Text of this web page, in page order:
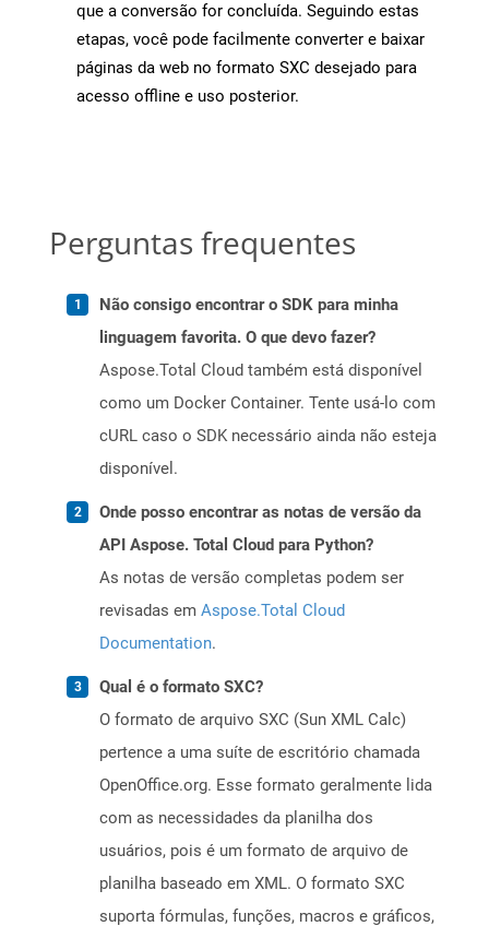
que a conversão for concluída. Seguindo estas
etapas, você pode facilmente converter e baixar
páginas da web no formato SXC desejado para
acesso offline e uso posterior.
Perguntas frequentes
Não consigo encontrar o SDK para minha
linguagem favorita. O que devo fazer?
Aspose.Total Cloud também está disponível
como um Docker Container. Tente usá-lo com
cURL caso o SDK necessário ainda não esteja
disponível.
Onde posso encontrar as notas de versão da
API Aspose. Total Cloud para Python?
As notas de versão completas podem ser
revisadas em Aspose.Total Cloud
Documentation.
Qual é o formato SXC?
O formato de arquivo SXC (Sun XML Calc)
pertence a uma suíte de escritório chamada
OpenOffice.org. Esse formato geralmente lida
com as necessidades da planilha dos
usuários, pois é um formato de arquivo de
planilha baseado em XML. O formato SXC
suporta fórmulas, funções, macros e gráficos,